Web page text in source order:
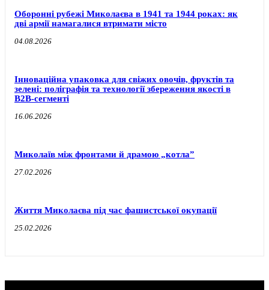
Оборонні рубежі Миколаєва в 1941 та 1944 роках: як
дві армії намагалися втримати місто
04.08.2026
Інноваційна упаковка для свіжих овочів, фруктів та
зелені: поліграфія та технології збереження якості в
B2B-сегменті
16.06.2026
Миколаїв між фронтами й драмою „котла”
27.02.2026
Життя Миколаєва під час фашистської окупації
25.02.2026